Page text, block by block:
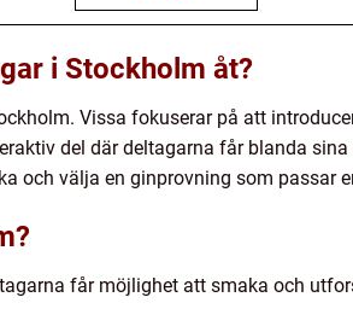
i Stockholm åt?
Vissa fokuserar på att
del där deltagarna får blanda
och välja en ginprovning som passar
får möjlighet att smaka och